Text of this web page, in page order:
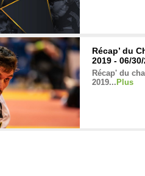
Récap’ du
2019 - 06/
Récap' du
2019... Plus